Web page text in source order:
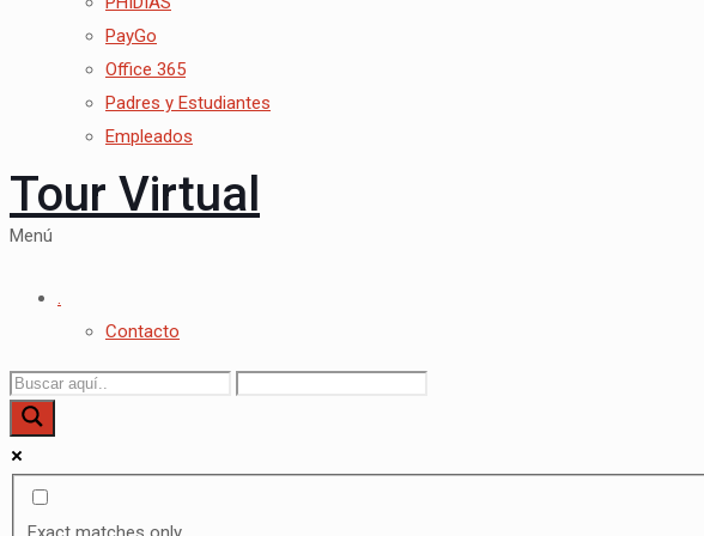
PayGo
Office 365
Padres y Estudiantes
Empleados
Tour Virtual
Menú
.
Contacto